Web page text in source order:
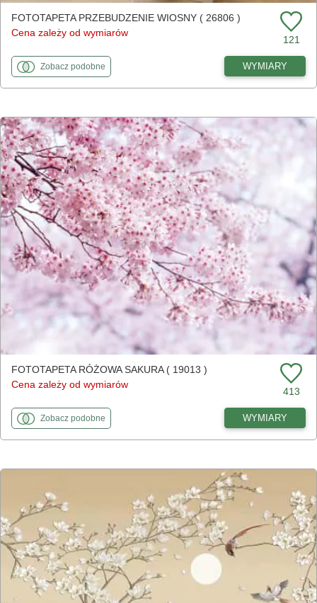
FOTOTAPETA PRZEBUDZENIE WIOSNY ( 26806 )
Cena zależy od wymiarów
121
Zobaczfototapety
podobnedo Przebudzenie wiosny WYMIARY
FOTOTAPETA RÓŻOWA SAKURA ( 19013 )
Cena zależy od wymiarów
413
Zobaczfototapety
podobnedo Różowa sakura WYMIARY